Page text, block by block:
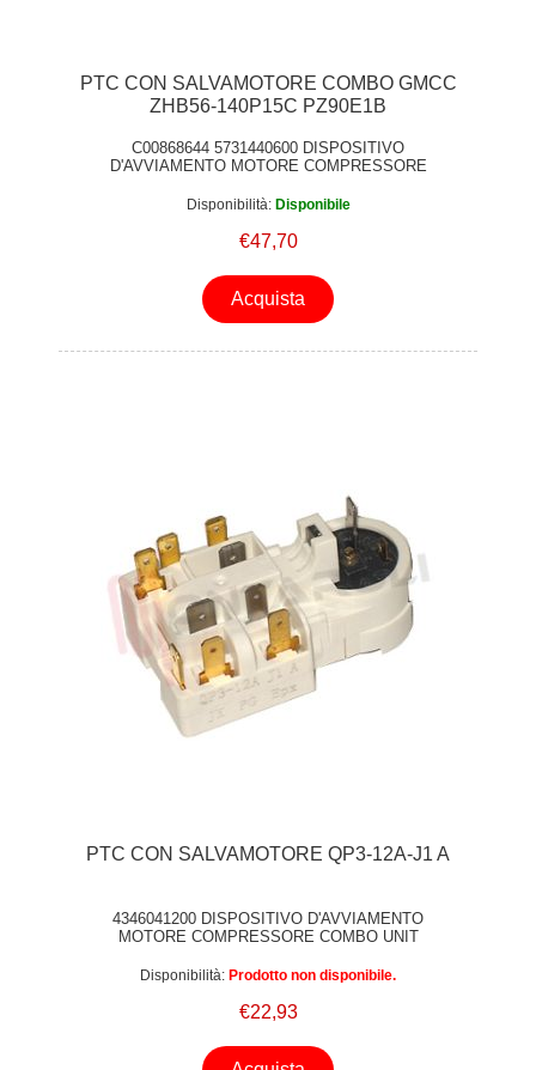
PTC CON SALVAMOTORE COMBO GMCC
ZHB56-140P15C PZ90E1B
C00868644 5731440600 DISPOSITIVO
D'AVVIAMENTO MOTORE COMPRESSORE
Disponibilità: Disponibile
€47,70
Acquista
PTC CON SALVAMOTORE QP3-12A-J1 A
4346041200 DISPOSITIVO D'AVVIAMENTO
MOTORE COMPRESSORE COMBO UNIT
Disponibilità: Prodotto non disponibile.
€22,93